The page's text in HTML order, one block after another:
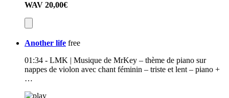
WAV 20,00€
Another life free
01:34 - LMK | Musique de MrKey – thème de piano sur
nappes de violon avec chant féminin – triste et lent – piano +
…